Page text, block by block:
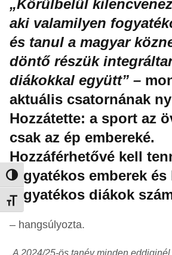
Nagy kontraszt váltása
Betűméret váltása
„Körülbelül
aki valamilyen
és tanul a magyar
döntő részük
diákokkal együtt” –
aktuális csatornának
Hozzátette: a sport az
csak az ép embereké.
Hozzáférhetővé kell
fogyatékos emberek
fogyatékos diákok
– hangsúlyozta.
„A 2024/25-ös tanév minden